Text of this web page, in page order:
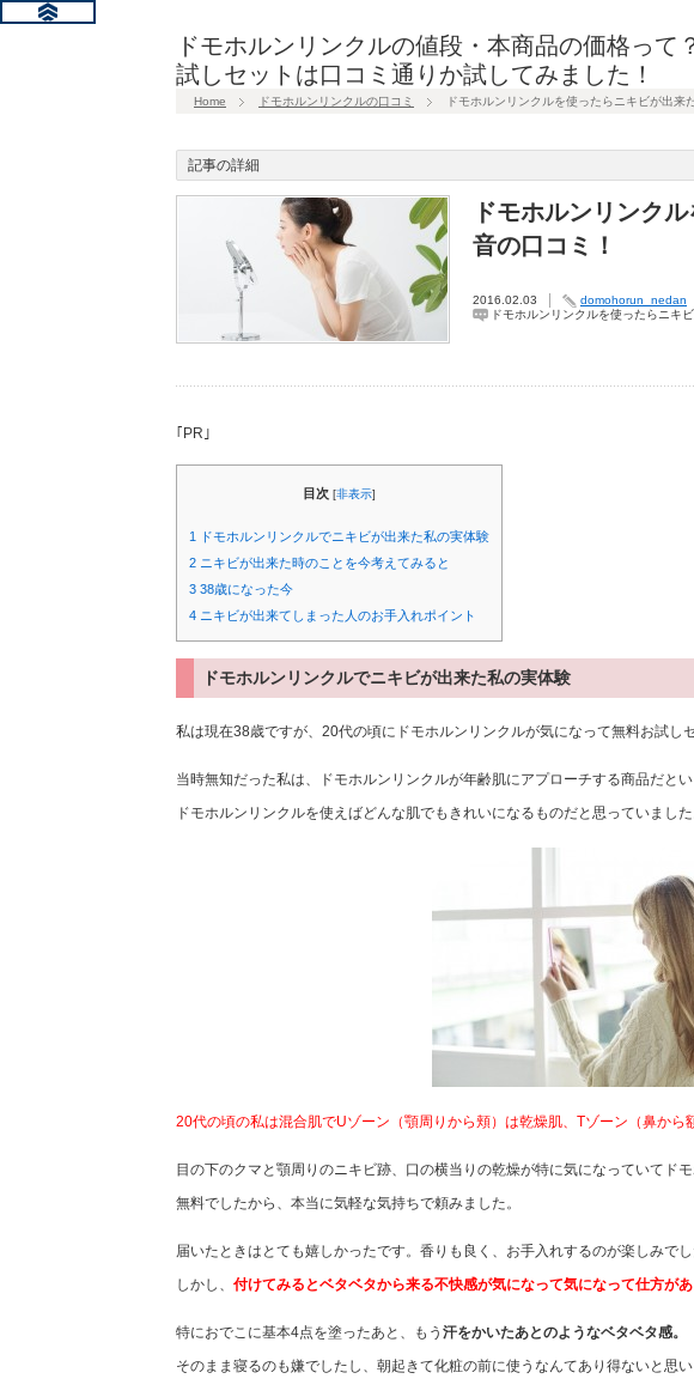
ドモホルンリンクルの値段・本商品の価格って
試しセットは口コミ通りか試してみました！
Home ドモホルンリンクルの口コミ ドモホルンリンクルを使ったらニキビが出来
記事の詳細
ドモホルンリンク
音の口コミ！
2016.02.03 domohorun_nedan
ドモホルンリンクルを使ったらニキ
｢PR｣
目次 [非表示]
1
ドモホルンリンクルでニキビが出来た私の実体験
2 ニキビが出来た時のことを今考えてみると
3 38歳になった今
4 ニキビが出来てしまった人のお手入れポイント
ドモホルンリンクルでニキビが出来た私の実体験
私は現在38歳ですが、20代の頃にドモホルンリンクルが気になって無料お試し
当時無知だった私は、ドモホルンリンクルが年齢肌にアプローチする商品だとい
ドモホルンリンクルを使えばどんな肌でもきれいになるものだと思っていました
20代の頃の私は混合肌でUゾーン（顎周りから頬）は乾燥肌、Tゾーン（鼻から
目の下のクマと顎周りのニキビ跡、口の横当りの乾燥が特に気になっていてド
無料でしたから、本当に気軽な気持ちで頼みました。
届いたときはとても嬉しかったです。香りも良く、お手入れするのが楽しみでし
しかし、 付けてみるとベタベタから来る不快感が気になって気になって仕方があ
特におでこに基本4点を塗ったあと、もう 汗をかいたあとのようなベタベタ感。
そのまま寝るのも嫌でしたし、朝起きて化粧の前に使うなんてあり得ないと思い